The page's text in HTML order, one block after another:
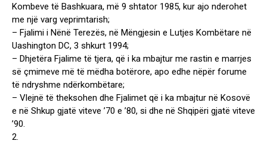
Kombeve të Bashkuara, më 9 shtator 1985, kur ajo nderohet
me një varg veprimtarish;
– Fjalimi i Nënë Terezës, në Mëngjesin e Lutjes Kombëtare në
Uashington DC, 3 shkurt 1994;
– Dhjetëra Fjalime të tjera, që i ka mbajtur me rastin e marrjes
së çmimeve më të mëdha botërore, apo edhe nëpër forume
të ndryshme ndërkombëtare;
– Vlejnë të theksohen dhe Fjalimet që i ka mbajtur në Kosovë
e në Shkup gjatë viteve ’70 e ’80, si dhe në Shqipëri gjatë viteve
’90.
2.